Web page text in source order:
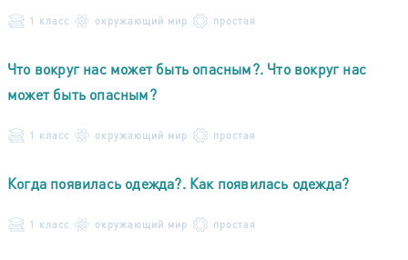
1 класс окружающий мир простая
Что вокруг нас может быть опасным?. Что вокруг нас
может быть опасным?
1 класс окружающий мир простая
Когда появилась одежда?. Как появилась одежда?
1 класс окружающий мир простая